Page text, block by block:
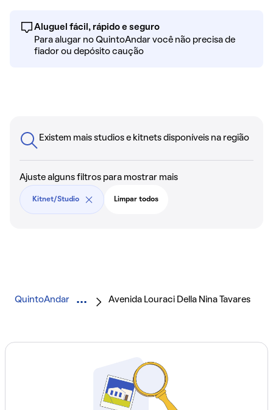
Aluguel fácil, rápido e seguro
Para alugar no QuintoAndar você não precisa de
fiador ou depósito caução
Existem mais studios e kitnets disponíveis na região
Ajuste alguns filtros para mostrar mais
Kitnet/Studio Limpar todos
QuintoAndar Avenida Louraci Della Nina Tavares